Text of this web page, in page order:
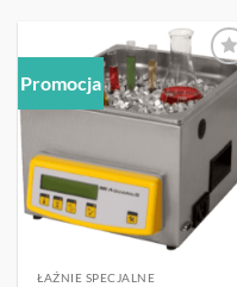
Promocja OBSERWUJ
ŁAŹNIE SPECJALNE